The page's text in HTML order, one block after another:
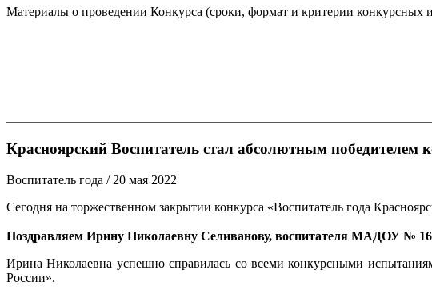
Материалы о проведении Конкурса (сроки, формат и критерии конкурсных
Красноярский Воспитатель стал абсолютным победителем
Воспитатель года / 20 мая 2022
Сегодня на торжественном закрытии конкурса «Воспитатель года
Поздравляем Ирину Николаевну Селиванову, воспитателя МАДОУ №
Ирина Николаевна успешно справилась со всеми конкурсными
России».